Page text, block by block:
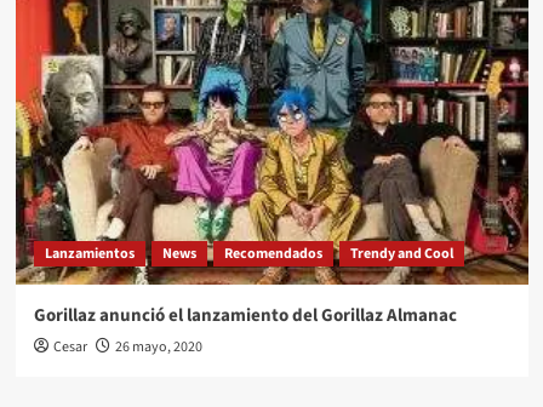
Lanzamientos News Recomendados Trendy and Cool
Gorillaz anunció el lanzamiento del Gorillaz Almanac
Cesar 26 mayo, 2020